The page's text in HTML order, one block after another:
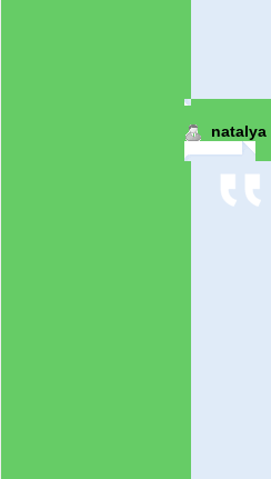
natalya